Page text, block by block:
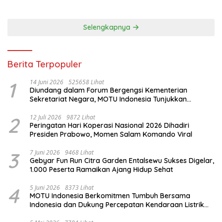
Selengkapnya
Berita Terpopuler
1 14 Juni 2026 525658 Lihat
Diundang dalam Forum Bergengsi Kementerian
Sekretariat Negara, MOTU Indonesia Tunjukkan
2 12 Juli 2026 9872 Lihat
Peringatan Hari Koperasi Nasional 2026 Dihadiri
Presiden Prabowo, Momen Salam Komando Viral
3 7 Juni 2026 9468 Lihat
Gebyar Fun Run Citra Garden Entalsewu Sukses Digelar,
1.000 Peserta Ramaikan Ajang Hidup Sehat
4 5 Juni 2026 8373 Lihat
MOTU Indonesia Berkomitmen Tumbuh Bersama
Indonesia dan Dukung Percepatan Kendaraan Listrik